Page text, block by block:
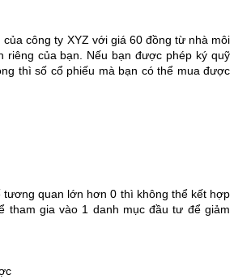
của công ty XYZ với giá 60 đồng từ nhà môi
riêng của bạn. Nếu bạn được phép ký quỹ
thì số cổ phiếu mà bạn có thể mua được
tương quan lớn hơn 0 thì không thể kết hợp
tham gia vào 1 danh mục đầu tư để giảm